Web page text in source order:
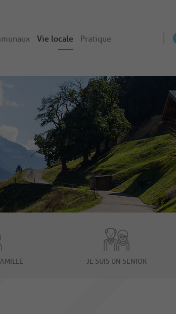
Vie locale Pratique
JE SUIS UN SENIOR